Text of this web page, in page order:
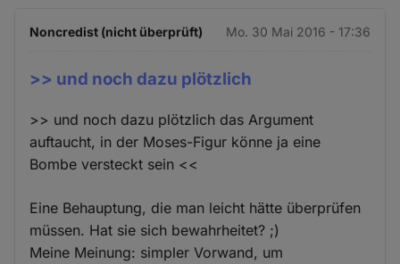
Noncredist (nicht überprüft) Mo. 30 Mai 2016 - 17:36
>> und noch dazu plötzlich
>> und noch dazu plötzlich das Argument
auftaucht, in der Moses-Figur könne ja eine
Bombe versteckt sein <<
Eine Behauptung, die man leicht hätte überprüfen
müssen. Hat sie sich bewahrheitet? ;)
Meine Meinung: simpler Vorwand, um